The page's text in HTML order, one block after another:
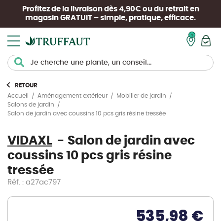
Profitez de la livraison dès 4,90€ ou du retrait en
magasin GRATUIT – simple, pratique, efficace.
RETOUR
Accueil
Aménagement extérieur
Mobilier de jardin
Salons de jardin
Salon de jardin avec coussins 10 pcs gris résine tressée
VIDAXL
Salon de jardin avec
coussins 10 pcs gris résine
tressée
Réf. : a27ac797
535,98 €